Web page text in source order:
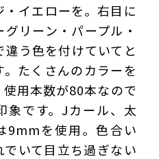
イエローを。右目に
リーン・パープル・
う色を付けていてと
たくさんのカラーを
用本数が80本なので
象です。Jカール、太
9mmを使用。色合い
いて目立ち過ぎない